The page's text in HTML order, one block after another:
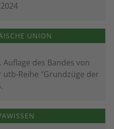
UNION
Auflage des Bandes von
Reihe "Grundzüge der